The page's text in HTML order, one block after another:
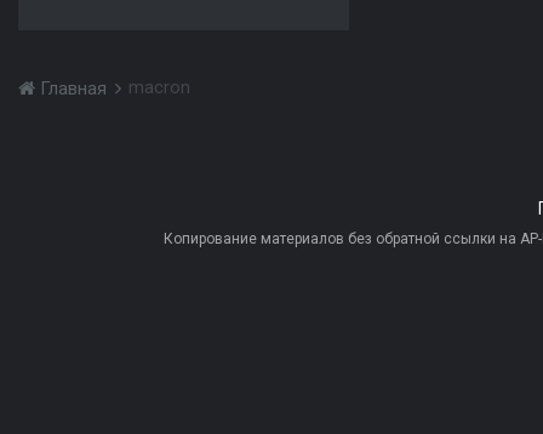
Главная macron
Копирование материалов без обратной ссылки на